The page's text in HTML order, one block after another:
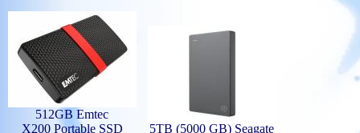
512GB Emtec
X200 Portable SSD
5TB (5000 GB) Seagate